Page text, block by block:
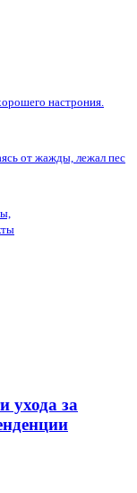
настрония.
от жажды, лежал пес
ухода за